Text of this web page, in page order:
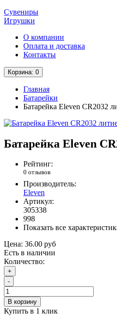
Сувениры
Игрушки
О компании
Оплата и доставка
Контакты
Корзина: 0
Главная
Батарейки
Батарейка Eleven CR2032
Батарейка Eleven
Рейтинг:
0 отзывов
Производитель:
Eleven
Артикул:
305338
998
Показать все
Цена: 36.00 руб
Есть в наличии
Количество:
+
-
В корзину
Купить в 1 клик